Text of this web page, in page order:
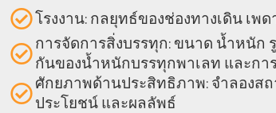
โรงงาน: กลยุทธ์ของช่องทางเดิน เพ
การจัดการสิ่งบรรทุก: ขนาด น้ำหนัก
กันของน้ำหนักบรรทุกพาเลท และก
ศักยภาพด้านประสิทธิภาพ: จำลอง
ประโยชน์ และผลลัพธ์